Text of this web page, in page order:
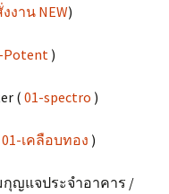
งาน NEW)
Potent )
( 01-spectro )
01-เคลือบทอง )
ญแจประจำอาคาร /